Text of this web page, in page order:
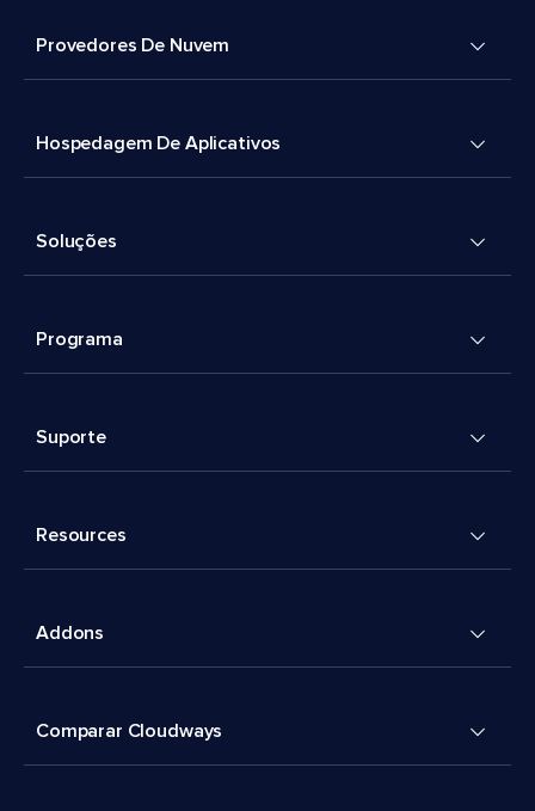
Provedores De Nuvem
Hospedagem De Aplicativos
Soluções
Programa
Suporte
Resources
Addons
Comparar Cloudways